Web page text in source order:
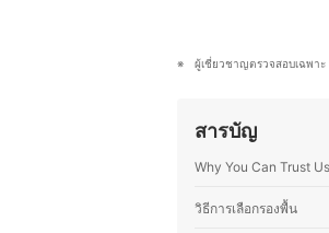
ชอบทด
ผู้เชี่ยวชาญตรวจสอบเฉพา
สารบัญ
Why You Can Trust Us
วิธีการเลือกรองพื้น